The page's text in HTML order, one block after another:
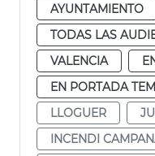
AYUNTAMIENTO
TODAS LAS
VALENCIA
EN PORTADA
LLOGUER
INCENDI